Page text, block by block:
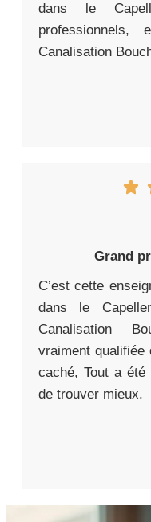
dans le
Canalisation
Grand
C’est cette
dans le
Canalisation
vraiment qualifiée
caché, Tout a
de trouver mieux.